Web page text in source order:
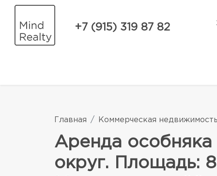
+7 (915) 319 87 82
Главная Коммерческая недвижимость
Аренда
округ. Площадь: